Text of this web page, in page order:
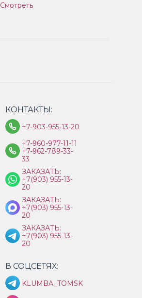
Смотреть
КОНТАКТЫ:
+7-903-955-13-20
+7-960-977-11-11
+7-962-789-33-
33
ЗАКАЗАТЬ:
+7(903) 955-13-
20
ЗАКАЗАТЬ:
+7(903) 955-13-
20
ЗАКАЗАТЬ:
+7(903) 955-13-
20
В СОЦСЕТЯХ:
KLUMBA_TOMSK